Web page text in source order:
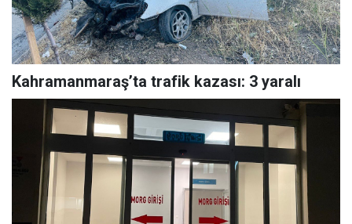
Kahramanmaraş’ta trafik kazası: 3 yaralı